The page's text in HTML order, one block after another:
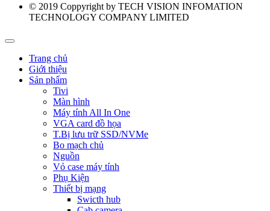
© 2019 Coppyright by TECH VISION INFOMATION
TECHNOLOGY COMPANY LIMITED
Trang chủ
Giới thiệu
Sản phẩm
Tivi
Màn hình
Máy tính All In One
VGA card đồ họa
T.Bị lưu trữ SSD/NVMe
Bo mạch chủ
Nguồn
Vỏ case máy tính
Phụ Kiện
Thiết bị mạng
Swicth hub